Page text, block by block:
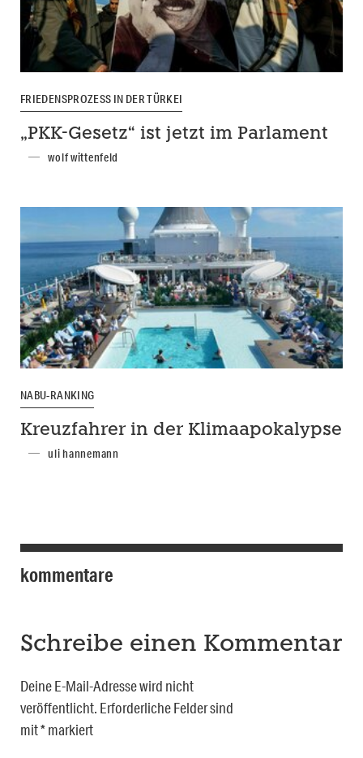
FRIEDENSPROZESS IN DER TÜRKEI
„PKK-Gesetz“ ist jetzt im Parlament
wolf wittenfeld
NABU-RANKING
Kreuzfahrer in der Klimaapokalypse
uli hannemann
kommentare
Schreibe einen Kommentar
Deine E-Mail-Adresse wird nicht
veröffentlicht. Erforderliche Felder sind
mit*markiert